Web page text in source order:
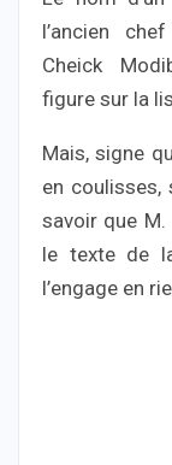
l’ancien
Cheick
figure sur la
Mais, signe
en coulisses,
savoir que M.
le texte de
l’engage en